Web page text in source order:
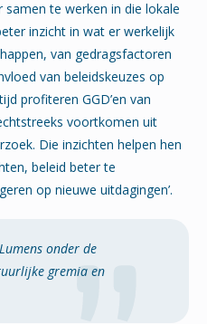
te werken in die lokale
inzicht in wat er werkelijk
van gedragsfactoren
van beleidskeuzes op
profiteren GGD’en van
voortkomen uit
Die inzichten helpen hen
beleid beter te
op nieuwe uitdagingen’.
onder de
gremia en